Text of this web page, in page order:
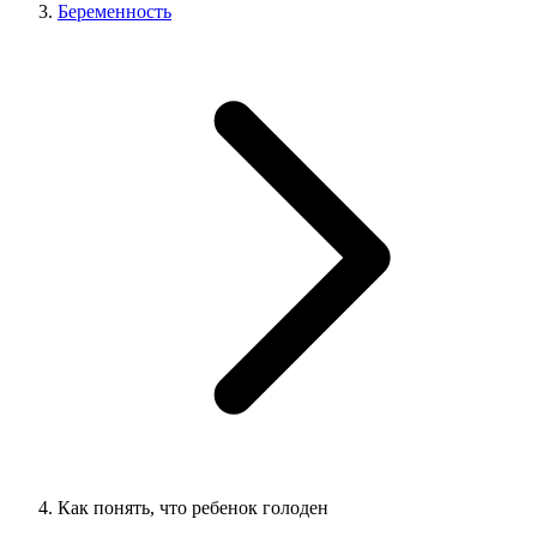
Беременность
Как понять, что ребенок голоден